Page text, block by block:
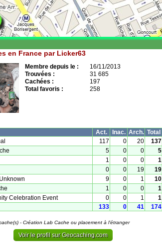
en France par Licker63
Membre depuis le :
16/11/2013
Trouvées :
31 685
Cachées :
197
Total favoris :
258
Act. Inac. Arch. Total
117 0 20
137
5 0 0
5
1 0 0
1
0 0 19
19
9 0 1
10
1 0 0
1
Celebration Event
0 0 1
1
133
0 41 174
- Création Lab Cache ou placement à l'étranger
Voir le profil sur Geocaching.com